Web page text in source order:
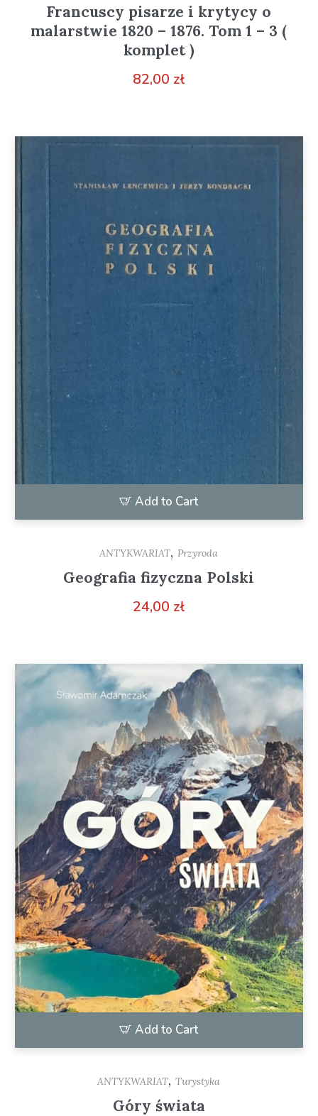
Francuscy pisarze i krytycy o
malarstwie 1820 – 1876. Tom 1 – 3 (
komplet )
82,00 zł
Add to Cart
ANTYKWARIAT,Przyroda
Geografia fizyczna Polski
24,00 zł
Add to Cart
ANTYKWARIAT,Turystyka
Góry świata